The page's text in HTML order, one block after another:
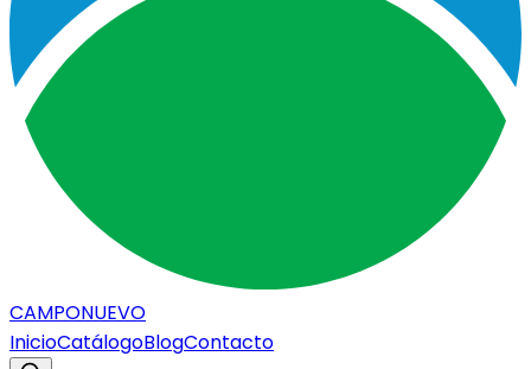
CAMPONUEVO
InicioCatálogoBlogContacto